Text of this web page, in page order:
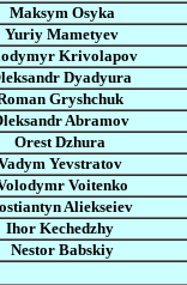
Maksym Osyka
Yuriy Mametyev
Krivolapov
Dyadyura
Gryshchuk
Abramov
Orest Dzhura
Yevstratov
Voitenko
Aliekseiev
Ihor Kechedzhy
Nestor Babskiy